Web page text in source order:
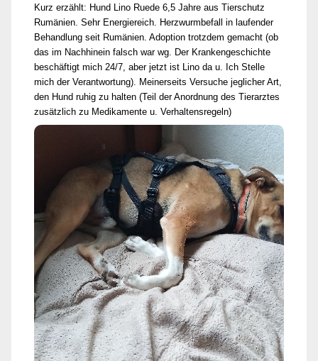
Kurz erzählt: Hund Lino Ruede 6,5 Jahre aus Tierschutz
Rumänien. Sehr Energiereich. Herzwurmbefall in laufender
Behandlung seit Rumänien. Adoption trotzdem gemacht (ob
das im Nachhinein falsch war wg. Der Krankengeschichte
beschäftigt mich 24/7, aber jetzt ist Lino da u. Ich Stelle
mich der Verantwortung). Meinerseits Versuche jeglicher Art,
den Hund ruhig zu halten (Teil der Anordnung des Tierarztes
zusätzlich zu Medikamente u. Verhaltensregeln)